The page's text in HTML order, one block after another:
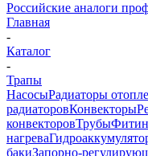
Российские аналоги
Главная
-
Каталог
-
Трапы
НасосыРадиаторы
радиаторовКонвекторы
конвекторовТрубы
нагрева
бакиЗапорно-